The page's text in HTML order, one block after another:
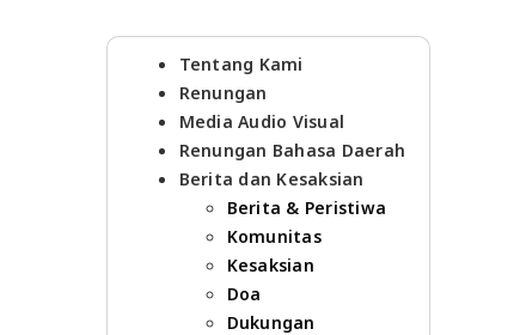
Tentang Kami
Renungan
Media Audio Visual
Renungan Bahasa Daerah
Berita dan Kesaksian
Berita & Peristiwa
Komunitas
Kesaksian
Doa
Dukungan